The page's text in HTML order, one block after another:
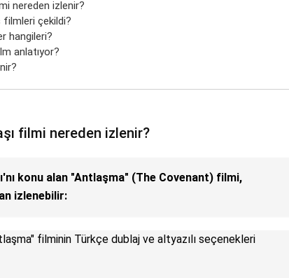
nereden izlenir?
çekildi?
hangileri?
anlatıyor?
filmi nereden izlenir?
konu alan "Antlaşma" (The Covenant) filmi,
izlenebilir:
filminin Türkçe dublaj ve altyazılı seçenekleri